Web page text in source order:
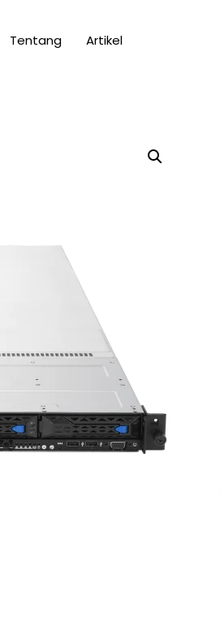
Tentang Artikel